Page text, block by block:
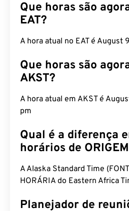
Que horas são
EAT?
A hora atual no EAT é
Que horas são
AKST?
A hora atual em AKST é
pm
Qual é a diferença
horários de
A Alaska Standard Time
HORÁRIA do Eastern Africa
Planejador de